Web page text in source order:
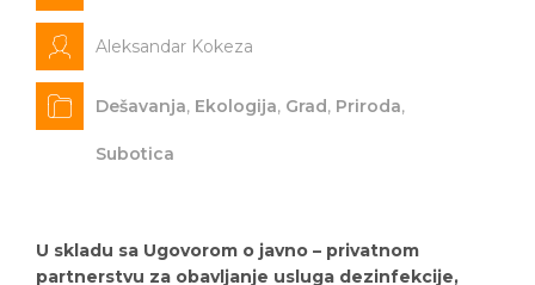
Aleksandar Kokeza
Dešavanja, Ekologija, Grad , Priroda,
Subotica
U skladu sa Ugovorom o javno – privatnom
partnerstvu za obavljanje usluga dezinfekcije,